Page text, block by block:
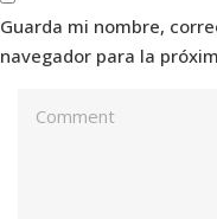
Guarda mi nombre,
navegador para la